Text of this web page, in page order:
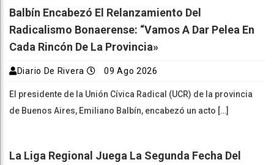
Balbín Encabezó El Relanzamiento Del
Radicalismo Bonaerense: “Vamos A Dar Pelea En
Cada Rincón De La Provincia»
Diario De Rivera 09 Ago 2026
El presidente de la Unión Cívica Radical (UCR) de la provincia
de Buenos Aires, Emiliano Balbín, encabezó un acto […]
La Liga Regional Juega La Segunda Fecha Del